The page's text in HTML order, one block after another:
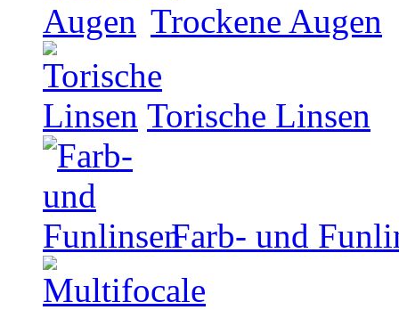
Trockene Augen
Torische Linsen
Farb- und